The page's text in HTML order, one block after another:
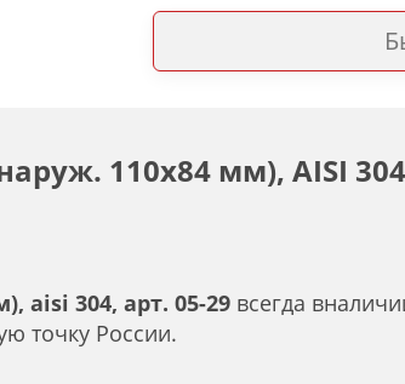
110х84 мм), AISI
aisi 304, арт. 05-29 всегда
точку России.